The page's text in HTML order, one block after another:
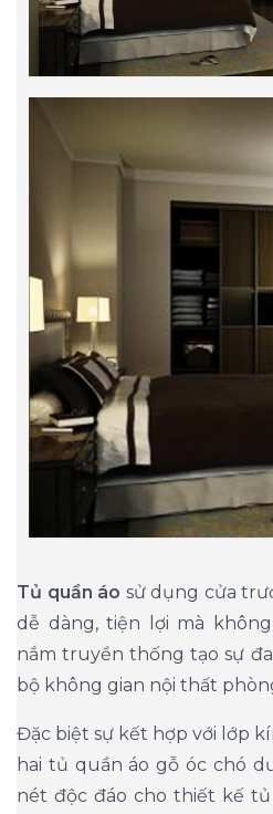
Tủ quần áo sử dụng cửa
dễ dàng, tiện lợi mà
nắm truyền thống tạo sự
bộ không gian nội thất
Đặc biệt sự kết hợp với lớp
hai tủ quần áo gỗ óc chó
nét độc đáo cho thiết kế